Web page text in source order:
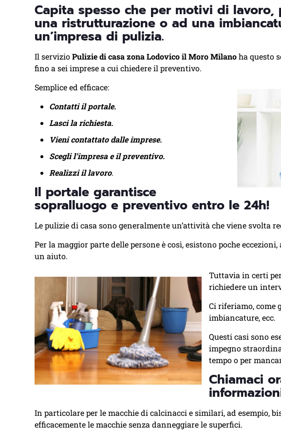
Capita spesso che per motivi di
una ristrutturazione o ad una
un’impresa di pulizia.
Il servizioPulizie di casa zona Lodovico il Moro Milanoha questo
fino a sei imprese a cui chiedere il preventivo.
Semplice ed efficace:
Contatti il portale.
Lasci la richiesta.
Vieni contattato dalle imprese.
Scegli l’impresa e il preventivo.
Realizzi il lavoro.
Il portale garantisce
sopralluogo e preventivo entro le 24h!
Le pulizie di casa sono generalmente un’attività che viene svolta
Per la maggior parte delle persone è così, esistono poche
un aiuto.
Tuttavia in certi
richiedere un
Ci riferiamo, come
imbiancature, ecc.
Questi casi sono
impegno
tempo o per
Chiamaci
In particolare per le macchie di calcinacci e similari, ad esempio,
efficacemente le macchie senza danneggiare le superfici.